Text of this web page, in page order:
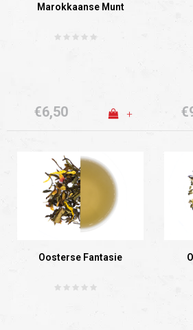
Marokkaanse Munt
€6,50 +
Oosterse Fantasie